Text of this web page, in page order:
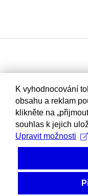
K vyhodnocování
obsahu a reklam
klikněte na
souhlas k jejich
Upravit možnosti